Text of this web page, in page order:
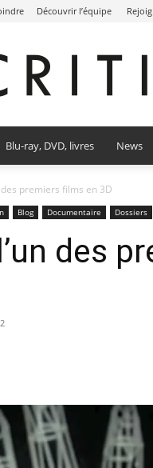
Découvrir l’équipe
Blu-ray, DVD, livres News
des premiers films en 3D
Blog Documentaire Dossiers
des